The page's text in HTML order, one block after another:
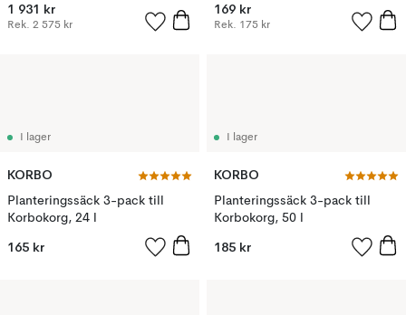
1 931 kr
Rek. 2 575 kr
169 kr
Rek. 175 kr
I lager
KORBO
Planteringssäck 3-pack till
Korbokorg, 24 l
165 kr
I lager
KORBO
Planteringssäck 3-pack till
Korbokorg, 50 l
185 kr